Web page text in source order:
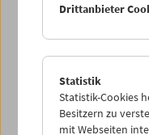
Kino für die
Filmtricks
Drittanbieter
Statistik
Statistik-Cookies
Besitzern zu
mit Webseiten